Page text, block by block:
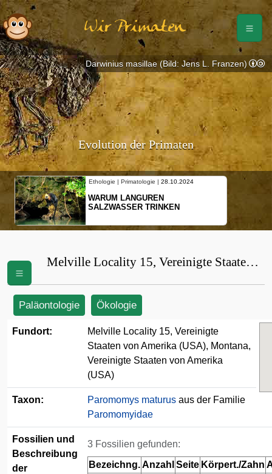
Wir Primaten
Evolution der Primaten
Ethologie | Primatologie | 28.10.2024
WARUM LANGUREN
SALZWASSER TRINKEN
Darwinius masillae (Bild: Jens L. Franzen)
Melville Locality 15, Vereinigte Staaten
Paläontologie Ökologie
Fundort:
Melville Locality 15, Vereinigte
Staaten von Amerika (USA), Montana,
Vereinigte Staaten von Amerika
(USA)
Taxon: Paromomys maturus aus der Familie
Paromomyidae
Fossilien und
Beschreibung
der
3 Fossilien gefunden:
Bezeichng.Anzahl Seite Körpert./Zahn